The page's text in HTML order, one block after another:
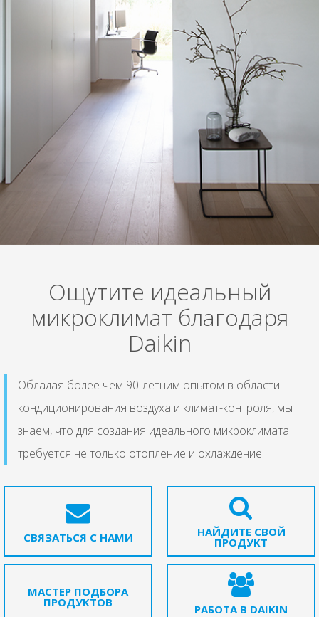
Ощутите идеальный
микроклимат благодаря
Daikin
Обладая более чем 90-летним опытом в области
кондиционирования воздуха и климат-контроля, мы
знаем, что для создания идеального микроклимата
требуется не только отопление и охлаждение.
СВЯЗАТЬСЯ С НАМИ НАЙДИТЕ СВОЙ
ПРОДУКТ
МАСТЕР ПОДБОРА
ПРОДУКТОВ РАБОТА В DAIKIN